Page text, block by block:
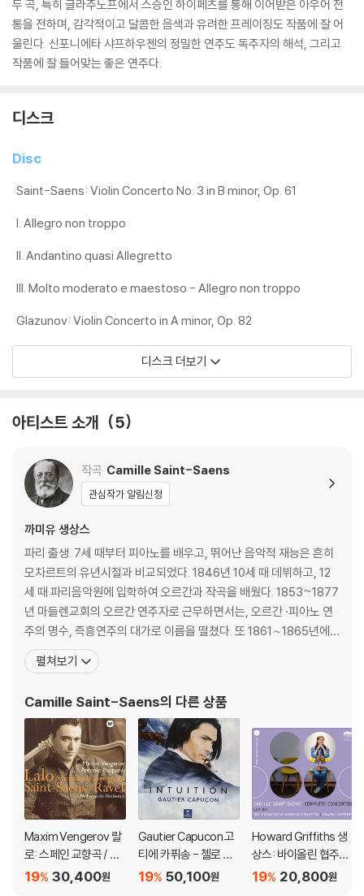
두 곡, 특히 글라주노프에서 스승인 하이페츠를 통해 이어받은 아우어 전
통을 전하며, 감각적이고 달콤한 음색과 유려한 프레이징도 작품에 잘 어
울린다. 신포니에타 샤프하우젠의 정밀한 연주도 독주자의 해석, 그리고
작품에 잘 들어맞는 좋은 연주다.
디스크
Disc
Saint-Saens: Violin Concerto No. 3 in B minor, Op. 61
I. Allegro non troppo
II. Andantino quasi Allegretto
III. Molto moderato e maestoso - Allegro non troppo
Glazunov: Violin Concerto in A minor, Op. 82
디스크 더보기
아티스트 소개 5
작곡 Camille Saint-Saens
관심작가 알림신청
까미유 생상스
파리 출생. 7세 때부터 피아노를 배우고, 뛰어난 음악적 재능은 흔히
모차르트의 유년시절과 비교되었다. 1846년 10세 때 데뷔하고, 12
세 때 파리음악원에 입학하여 오르간과 작곡을 배웠다. 1853~1877
년 마들렌교회의 오르간 연주자로 근무하면서는, 오르간 ·피아노 연
주의 명수, 즉흥연주의 대가로 이름을 떨쳤다. 또 1861∼1865년에
는 에콜 니데르메이에르음악학교에서 피아노를 교수하였는데, A.메
사제, G.포레 등은 이 시기의 제자들이다. 1871년 유지들과 파리에서
운동을 강력히 추진하였다. 작곡가로서는
펼쳐보기
Camille Saint-Saens의 다른 상품
Maxim Vengerov 랄
로: 스페인 교향곡 / 생
상스: 바이올린 협주곡
30,400원
19%
Gautier Capucon 고
티에 카퓌송 - 첼로 소
품집 '인투이션' (Intuiti
50,100원
19%
Howard Griffiths 생
상스: 바이올린 협주곡
1번, 2번, ‘서주와 론도
20,800원
19%